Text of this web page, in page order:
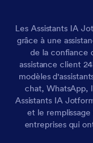
Les Assistants IA
grâce à une
de la confiance
assistance client
modèles
chat, WhatsApp,
Assistants IA
et le
entreprises qui